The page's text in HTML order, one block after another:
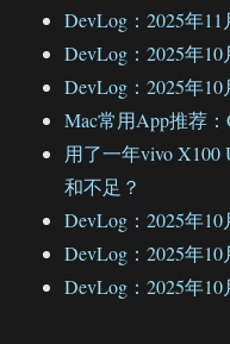
DevLog：2025年11
DevLog：2025年10
DevLog：2025年10
Mac常用App推荐
用了一年vivo X100
和不足？
DevLog：2025年10
DevLog：2025年10
DevLog：2025年10